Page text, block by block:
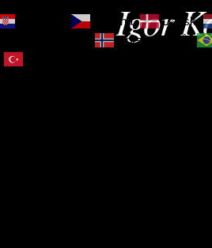
Igor
Čeština‎
Dansk
Norsk bokmål